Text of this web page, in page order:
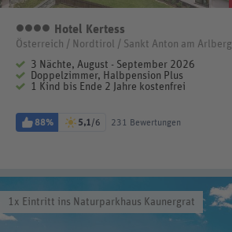
4 Sterne
Hotel Kertess
Österreich / Nordtirol / Sankt Anton am Arlberg
3 Nächte, August - September 2026
Doppelzimmer, Halbpension Plus
1 Kind bis Ende 2 Jahre kostenfrei
88% 5,1/6 231 Bewertungen
1x Eintritt ins Naturparkhaus Kaunergrat